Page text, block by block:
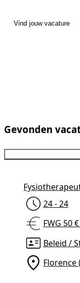
Gevonden
24 - 24
FWG 50
Beleid /
Florence